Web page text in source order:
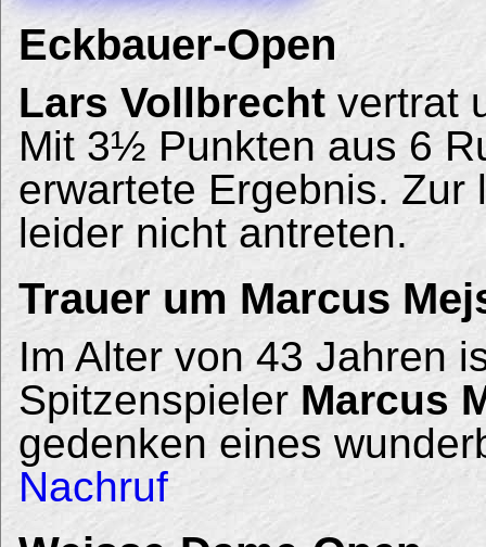
Eckbauer-Open
Lars Vollbrecht vertrat
Mit 3½ Punkten aus 6
erwartete Ergebnis.
leider nicht antreten.
Trauer um Marcus
Im Alter von 43 Jahren
Spitzenspieler Marcus
gedenken eines
Nachruf